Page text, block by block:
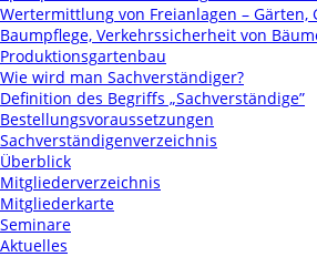
Wertermittlung von Freianlagen – Gärten,
Baumpflege, Verkehrssicherheit von
Produktionsgartenbau
Wie wird man Sachverständiger?
Definition des Begriffs „Sachverständige”
Bestellungsvoraussetzungen
Sachverständigenverzeichnis
Überblick
Mitgliederverzeichnis
Mitgliederkarte
Seminare
Aktuelles